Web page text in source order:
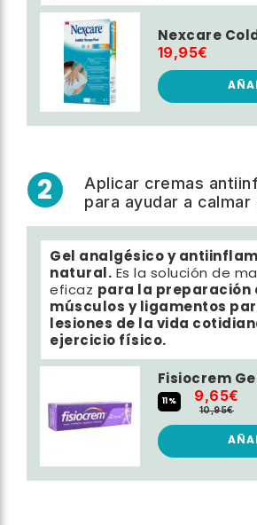
Nexcare
19,95€
2
Aplicar cremas
para ayudar a calmar
Gel analgésico y
natural. Es la solución de
eficaz para la preparación
músculos y ligamentos
lesiones de la vida
ejercicio físico.
Fisiocrem
11% 9,65€
10,95€